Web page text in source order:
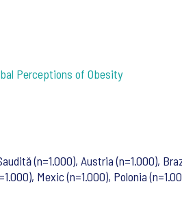
Perceptions of Obesity
(n=1.000), Austria (n=1.000),
Mexic (n=1.000), Polonia